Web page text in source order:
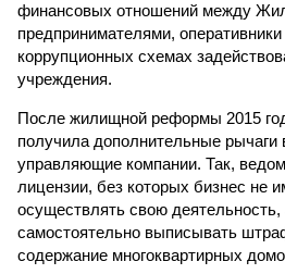
финансовых отношений между
предпринимателями,
коррупционных схемах
учреждения.
После жилищной реформы 2015
получила дополнительные рычаги
управляющие компании. Так,
лицензии, без которых бизнес не
осуществлять свою
самостоятельно выписывать
содержание многоквартирных